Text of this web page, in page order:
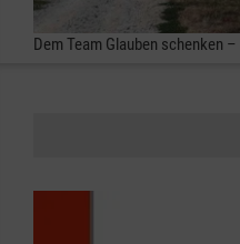
Dem Team Glauben schenken